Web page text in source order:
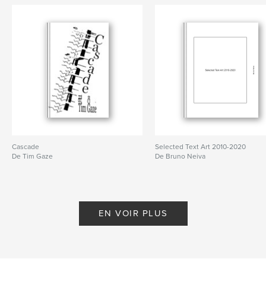
Cascade
De Tim Gaze
Selected Text Art 2010-2020
De Bruno Neiva
EN VOIR PLUS